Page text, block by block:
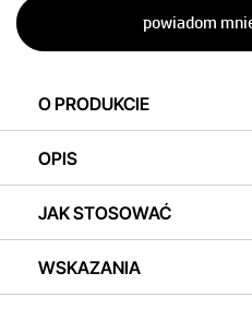
powiadom
O PRODUKCIE
OPIS
JAK STOSOWAĆ
WSKAZANIA